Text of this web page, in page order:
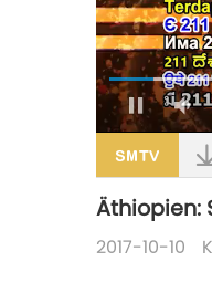
Pause
Äthiopien:
2017-10-10